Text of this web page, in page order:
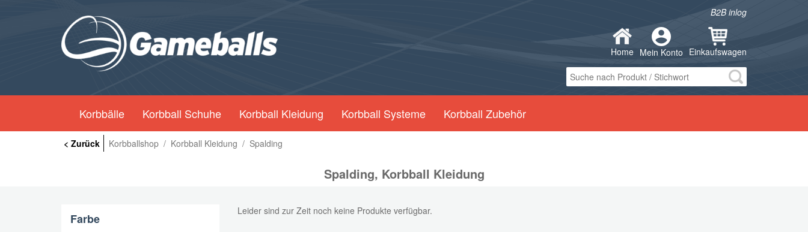
B2B inlog
Home Mein Konto Einkaufswagen
Korbbälle Korbball Schuhe Korbball Kleidung Korbball Systeme Korbball Zubehör
< Zurück Korbballshop / Korbball Kleidung / Spalding
Spalding, Korbball Kleidung
Leider sind zur Zeit noch keine Produkte verfügbar.
Farbe